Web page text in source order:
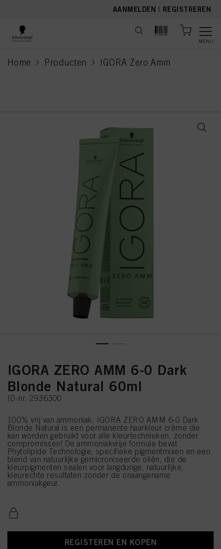
AANMELDEN | REGISTREREN
MENU
Home Producten IGORA Zero Amm
current page
IGORA ZERO AMM 6-0 Dark
Blonde Natural 60ml
ID-nr. 2936300
100% vrij van ammoniak, IGORA ZERO AMM 6-0 Dark
Blonde Natural is een permanente haarkleur crème die
kan worden gebruikt voor alle kleurtechnieken, zonder
compromissen! De ammoniakvrije formule bevat
Phytolipide Technologie, specifieke pigmentmixen en een
blend van natuurlijke gemicroniseerde oliën, die de
kleurpigmenten sealen voor langdurige, natuurlijke,
kleurechte resultaten zonder de onaangename
ammoniakgeur.
REGISTEREN EN KOPEN